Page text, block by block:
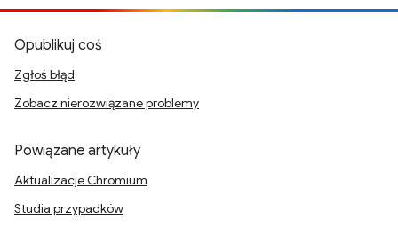
Opublikuj coś
Zgłoś błąd
Zobacz nierozwiązane problemy
Powiązane artykuły
Aktualizacje Chromium
Studia przypadków